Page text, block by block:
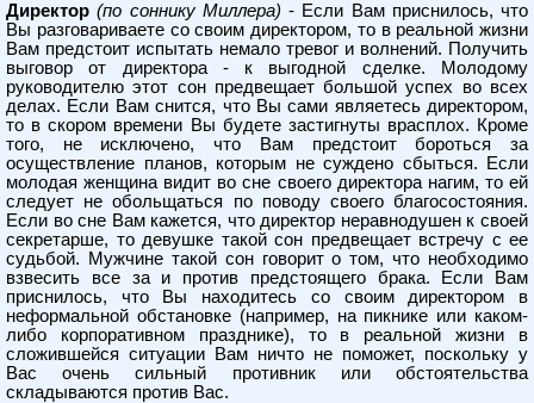
Директор (по соннику Миллера) - Если Вам приснилось, что
Вы разговариваете со своим директором, то в реальной жизни
Вам предстоит испытать немало тревог и волнений. Получить
выговор от директора - к выгодной сделке. Молодому
руководителю этот сон предвещает большой успех во всех
делах. Если Вам снится, что Вы сами являетесь директором,
то в скором времени Вы будете застигнуты врасплох. Кроме
того, не исключено, что Вам предстоит бороться за
осуществление планов, которым не суждено сбыться. Если
молодая женщина видит во сне своего директора нагим, то ей
следует не обольщаться по поводу своего благосостояния.
Если во сне Вам кажется, что директор неравнодушен к своей
секретарше, то девушке такой сон предвещает встречу с ее
судьбой. Мужчине такой сон говорит о том, что необходимо
взвесить все за и против предстоящего брака. Если Вам
приснилось, что Вы находитесь со своим директором в
неформальной обстановке (например, на пикнике или каком-
либо корпоративном празднике), то в реальной жизни в
сложившейся ситуации Вам ничто не поможет, поскольку у
Вас очень сильный противник или обстоятельства
складываются против Вас.